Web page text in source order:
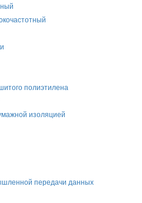
полиэтилена
изоляцией
передачи данных